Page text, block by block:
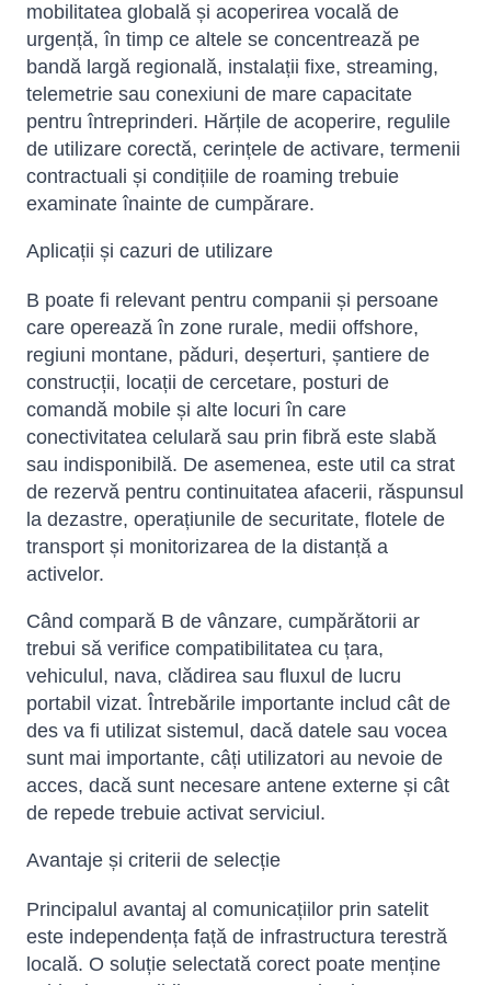
mobilitatea globală și acoperirea vocală de
urgență, în timp ce altele se concentrează pe
bandă largă regională, instalații fixe, streaming,
telemetrie sau conexiuni de mare capacitate
pentru întreprinderi. Hărțile de acoperire, regulile
de utilizare corectă, cerințele de activare, termenii
contractuali și condițiile de roaming trebuie
examinate înainte de cumpărare.
Aplicații și cazuri de utilizare
B poate fi relevant pentru companii și persoane
care operează în zone rurale, medii offshore,
regiuni montane, păduri, deșerturi, șantiere de
construcții, locații de cercetare, posturi de
comandă mobile și alte locuri în care
conectivitatea celulară sau prin fibră este slabă
sau indisponibilă. De asemenea, este util ca strat
de rezervă pentru continuitatea afacerii, răspunsul
la dezastre, operațiunile de securitate, flotele de
transport și monitorizarea de la distanță a
activelor.
Când compară B de vânzare, cumpărătorii ar
trebui să verifice compatibilitatea cu țara,
vehiculul, nava, clădirea sau fluxul de lucru
portabil vizat. Întrebările importante includ cât de
des va fi utilizat sistemul, dacă datele sau vocea
sunt mai importante, câți utilizatori au nevoie de
acces, dacă sunt necesare antene externe și cât
de repede trebuie activat serviciul.
Avantaje și criterii de selecție
Principalul avantaj al comunicațiilor prin satelit
este independența față de infrastructura terestră
locală. O soluție selectată corect poate menține